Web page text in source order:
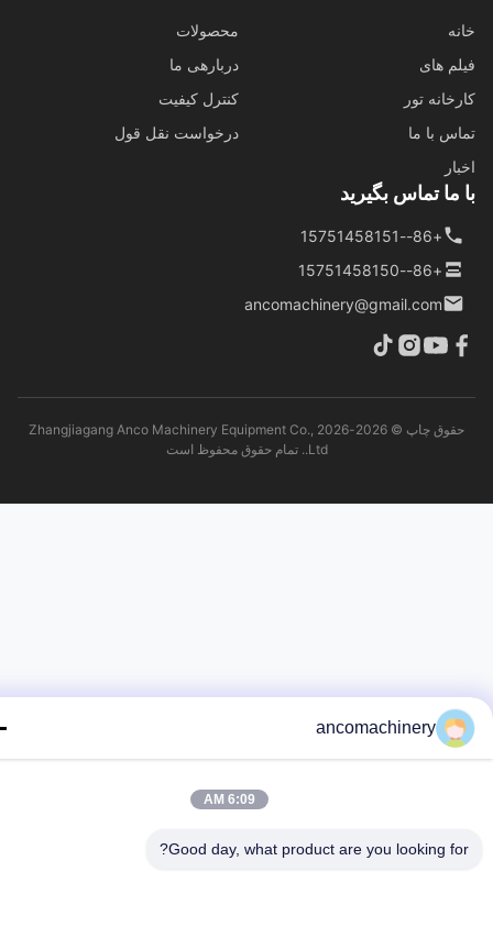
محصولات
های
دربارهی ما
تور
کنترل کیفیت
با ما
درخواست نقل قول
ما تماس بگیرید
ancomachinery@gmail.com
حقوق چاپ © 2026-2026 Zhangjiagang Anco Machinery Equipment Co.,
ancomachinery
6:09 AM
Good day, what product are you looking